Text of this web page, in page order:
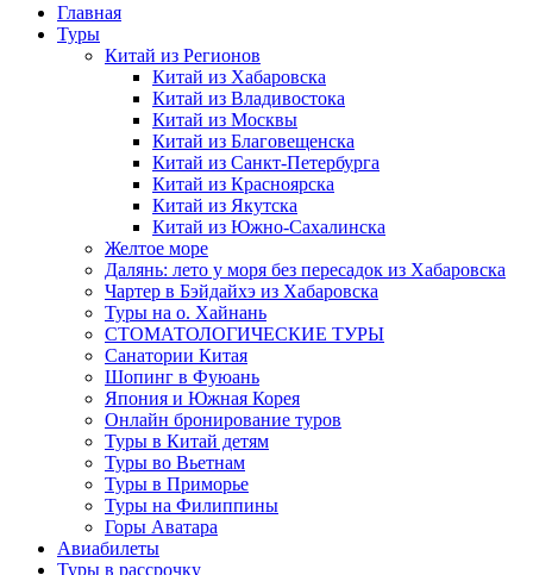
Главная
Туры
Китай из Регионов
Китай из Хабаровска
Китай из Владивостока
Китай из Москвы
Китай из Благовещенска
Китай из Санкт-Петербурга
Китай из Красноярска
Китай из Якутска
Китай из Южно-Сахалинска
Желтое море
Далянь: лето у моря без пересадок из Хабаровска
Чартер в Бэйдайхэ из Хабаровска
Туры на о. Хайнань
СТОМАТОЛОГИЧЕСКИЕ ТУРЫ
Санатории Китая
Шопинг в Фуюань
Япония и Южная Корея
Онлайн бронирование туров
Туры в Китай детям
Туры во Вьетнам
Туры в Приморье
Туры на Филиппины
Горы Аватара
Авиабилеты
Туры в рассрочку